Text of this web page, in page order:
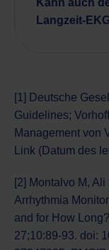
Kann auch
Langzeit-
[1] Deutsche
Guidelines;
Management von
Link (Datum des
[2] Montalvo M,
Arrhythmia
and for How
27;10:89-93. doi: